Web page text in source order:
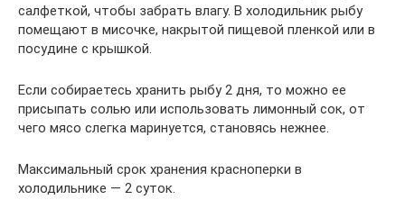
салфеткой, чтобы забрать влагу. В холодильник рыбу
помещают в мисочке, накрытой пищевой пленкой или в
посудине с крышкой.
Если собираетесь хранить рыбу 2 дня, то можно ее
присыпать солью или использовать лимонный сок, от
чего мясо слегка маринуется, становясь нежнее.
Максимальный срок хранения красноперки в
холодильнике — 2 суток.